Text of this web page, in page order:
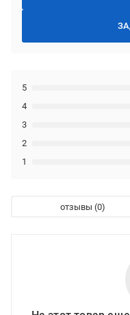
1
2
3
4
5
отзывы